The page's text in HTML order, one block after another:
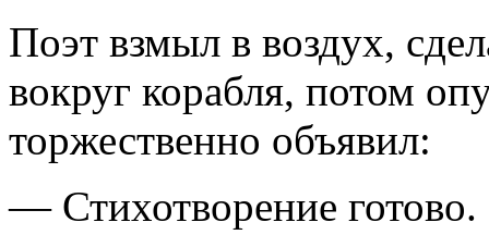
Поэт взмыл в воздух,
вокруг корабля, потом
торжественно объявил:
— Стихотворение